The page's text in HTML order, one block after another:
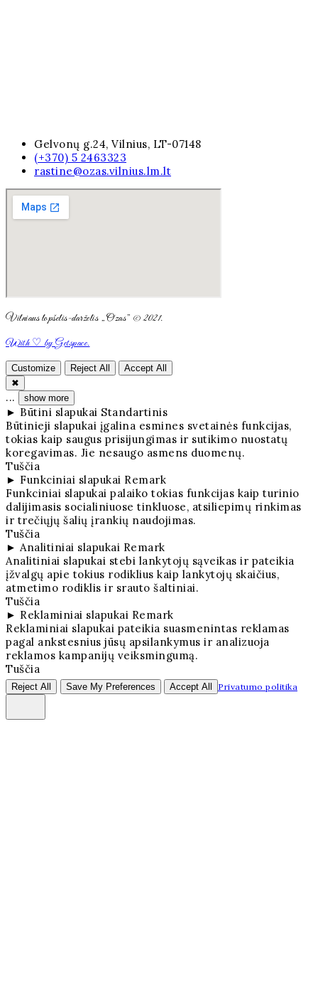
Gelvonų g.24, Vilnius, LT-07148
(+370) 5 2463323
rastine@ozas.vilnius.lm.lt
Vilniaus lopšelis-darželis „Ozas” © 2021.
With ♡ by Getspace.
Customize Reject All
Accept All
✖
... show more
► Būtini slapukai Standartinis
Būtinieji slapukai įgalina esmines svetainės funkcijas,
tokias kaip saugus prisijungimas ir sutikimo nuostatų
koregavimas. Jie nesaugo asmens duomenų.
Tuščia
► Funkciniai slapukai Remark
Funkciniai slapukai palaiko tokias funkcijas kaip turinio
dalijimasis socialiniuose tinkluose, atsiliepimų rinkimas
ir trečiųjų šalių įrankių naudojimas.
Tuščia
► Analitiniai slapukai Remark
Analitiniai slapukai stebi lankytojų sąveikas ir pateikia
įžvalgų apie tokius rodiklius kaip lankytojų skaičius,
atmetimo rodiklis ir srauto šaltiniai.
Tuščia
► Reklaminiai slapukai Remark
Reklaminiai slapukai pateikia suasmenintas reklamas
pagal ankstesnius jūsų apsilankymus ir analizuoja
reklamos kampanijų veiksmingumą.
Tuščia
Reject All Save My Preferences Accept All Privatumo politika